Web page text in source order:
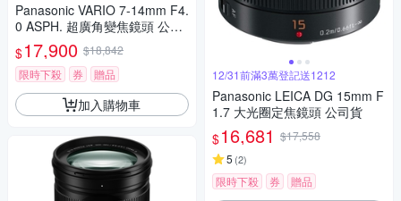
Panasonic VARIO 7-14mm F4.
0 ASPH. 超廣角變焦鏡頭 公司
貨
$17,900 $18,842
限時下殺
券 贈品
加入購物車
12/31前滿3萬登記送1212
Panasonic LEICA DG 15mm F
1.7 大光圈定焦鏡頭 公司貨
$16,681 $17,558
5 (2)
限時下殺 券 贈品